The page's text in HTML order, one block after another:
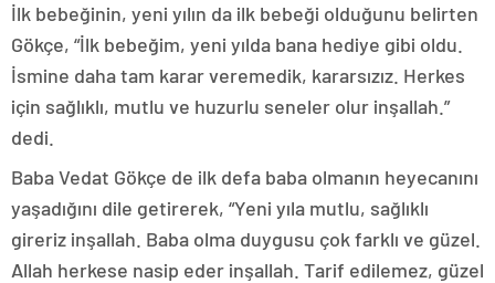
İlk bebeğinin, yeni yılın da ilk bebeği olduğunu belirten
Gökçe, “İlk bebeğim, yeni yılda bana hediye gibi oldu.
İsmine daha tam karar veremedik, kararsızız. Herkes
için sağlıklı, mutlu ve huzurlu seneler olur inşallah.”
dedi.
Baba Vedat Gökçe de ilk defa baba olmanın heyecanını
yaşadığını dile getirerek, “Yeni yıla mutlu, sağlıklı
gireriz inşallah. Baba olma duygusu çok farklı ve güzel.
Allah herkese nasip eder inşallah. Tarif edilemez, güzel